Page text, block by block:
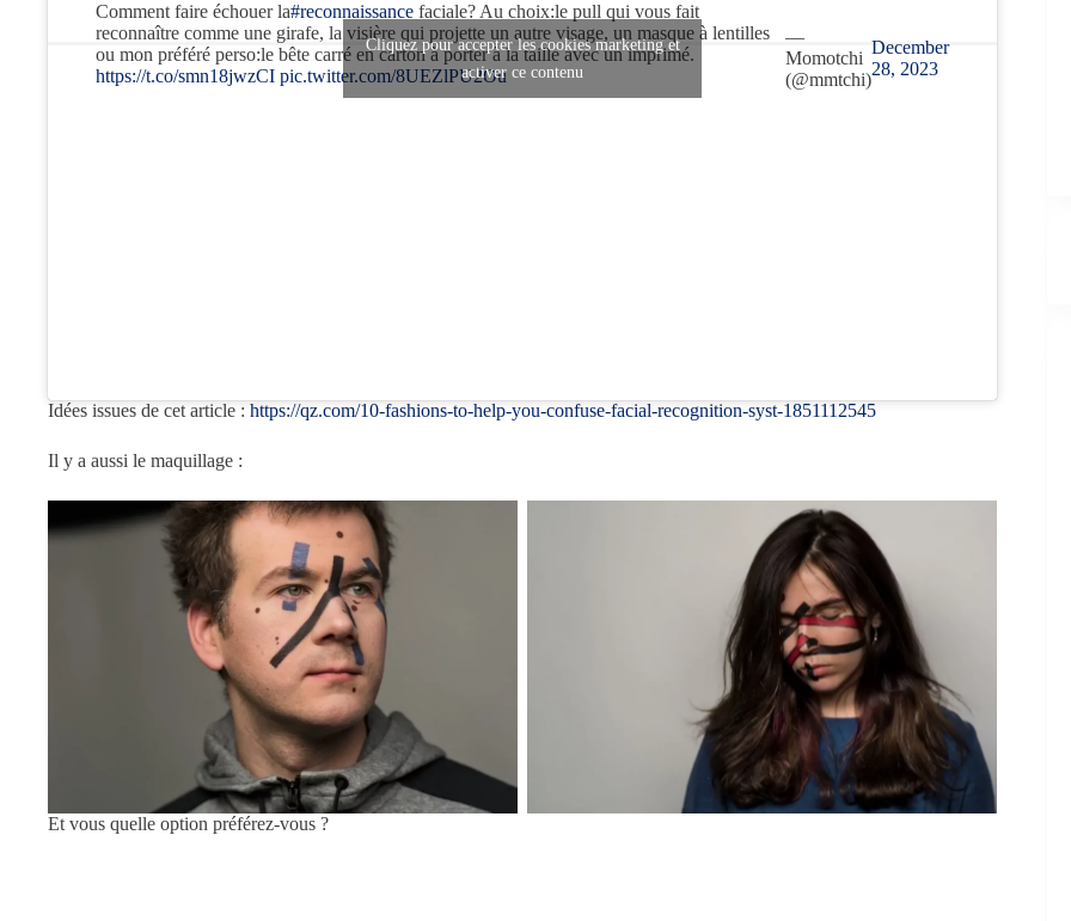
Comment faire échouer la#reconnaissance faciale? Au choix:le pull qui vous fait
reconnaître comme une girafe, la visière qui projette un autre visage, un masque à lentilles
ou mon préféré perso:le bête carré en carton à porter à la taille avec un imprimé.
https://t.co/smn18jwzCI pic.twitter.com/8UEZlPU2Ou
—
Momotchi
(@mmtchi)
December
28, 2023
Cliquez pour accepter les cookies marketing et
activer ce contenu
Idées issues de cet article : https://qz.com/10-fashions-to-help-you-confuse-facial-recognition-syst-1851112545
Il y a aussi le maquillage :
Maquillage anti reconnaissance faciale 2 Maquillage anti reconnaissance faciale
Et vous quelle option préférez-vous ?